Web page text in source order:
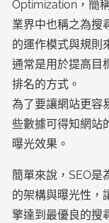
Optimization，簡
業界中也稱之為搜
的運作模式與規則
通常是用於提高目
排名的方式。
為了要讓網站更容
些數據可得知網站
曝光效果。
簡單來說，SEO是
的架構與曝光性，
擎達到最優良的搜